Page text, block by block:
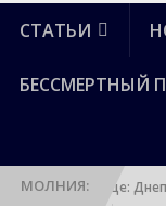
СТАТЬИ
БЕССМЕРТНЫЙ
МОЛНИЯ:
Выход к границе: